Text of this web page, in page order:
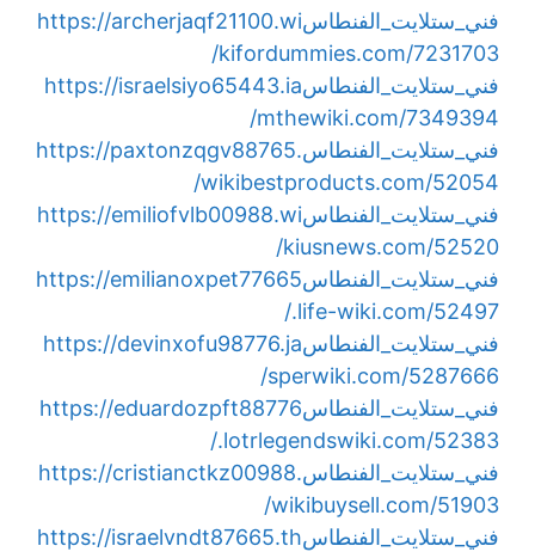
فني_ستلايت_الفنطاسhttps://archerjaqf21100.wi
kifordummies.com/7231703/
فني_ستلايت_الفنطاسhttps://israelsiyo65443.ia
mthewiki.com/7349394/
فني_ستلايت_الفنطاسhttps://paxtonzqgv88765.
wikibestproducts.com/52054/
فني_ستلايت_الفنطاسhttps://emiliofvlb00988.wi
kiusnews.com/52520/
فني_ستلايت_الفنطاسhttps://emilianoxpet77665
.life-wiki.com/52497/
فني_ستلايت_الفنطاسhttps://devinxofu98776.ja
sperwiki.com/5287666/
فني_ستلايت_الفنطاسhttps://eduardozpft88776
.lotrlegendswiki.com/52383/
فني_ستلايت_الفنطاسhttps://cristianctkz00988.
wikibuysell.com/51903/
فني_ستلايت_الفنطاسhttps://israelvndt87665.th